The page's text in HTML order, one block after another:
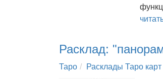
Расклад:
Таро
Расклады Таро карт